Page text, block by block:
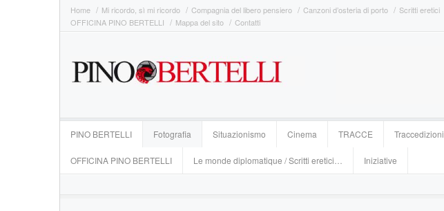
Home Mi ricordo, sì mi ricordo Compagnia del libero pensiero Canzoni d’osteria di porto Scritti eretici
OFFICINA PINO BERTELLI
Mappa del sito Contatti
PINO BERTELLI Fotografia Situazionismo Cinema TRACCE Traccedizioni
OFFICINA PINO BERTELLI Le monde diplomatique / Scritti eretici… Iniziative